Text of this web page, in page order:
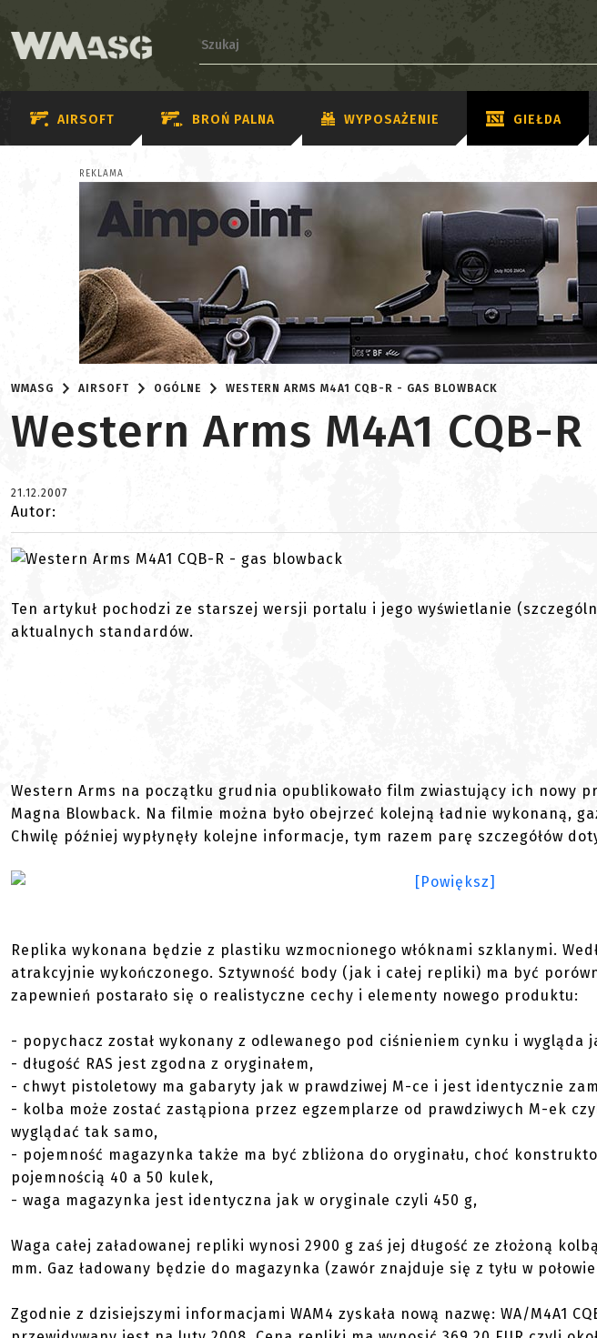
AIRSOFT BROŃ PALNA WYPOSAŻENIE GIEŁDA
REKLAMA
WMASG AIRSOFT OGÓLNE WESTERN ARMS M4A1 CQB-R - GAS BLOWBACK
Western Arms M4A1 CQB-
21.12.2007
Autor:
Ten artykuł pochodzi ze starszej wersji portalu i jego wyświetlanie
aktualnych standardów.
Western Arms na początku grudnia opublikowało film zwiastujący ich nowy
Magna Blowback. Na filmie można było obejrzeć kolejną ładnie wykonaną,
Chwilę później wypłynęły kolejne informacje, tym razem parę szczegółów
Replika wykonana będzie z plastiku wzmocnionego włóknami szklanymi.
atrakcyjnie wykończonego. Sztywność body (jak i całej repliki) ma być
zapewnień postarało się o realistyczne cechy i elementy nowego produktu:
- popychacz został wykonany z odlewanego pod ciśnieniem cynku i wygląda
- długość RAS jest zgodna z oryginałem,
- chwyt pistoletowy ma gabaryty jak w prawdziwej M-ce i jest identycznie
- kolba może zostać zastąpiona przez egzemplarze od prawdziwych M-ek
wyglądać tak samo,
- pojemność magazynka także ma być zbliżona do oryginału, choć
pojemnością 40 a 50 kulek,
- waga magazynka jest identyczna jak w oryginale czyli 450 g,
Waga całej załadowanej repliki wynosi 2900 g zaś jej długość ze złożoną
mm. Gaz ładowany będzie do magazynka (zawór znajduje się z tyłu w
Zgodnie z dzisiejszymi informacjami WAM4 zyskała nową nazwę: WA/M4A1